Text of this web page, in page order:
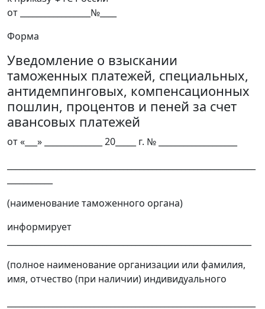
от _________________№____
Форма
Уведомление о взыскании
таможенных платежей, специальных,
антидемпинговых, компенсационных
пошлин, процентов и пеней за счет
авансовых платежей
от «___» ______________ 20_____ г. № ___________________
(наименование таможенного органа)
информирует
(полное наименование организации или фамилия,
имя, отчество (при наличии) индивидуального